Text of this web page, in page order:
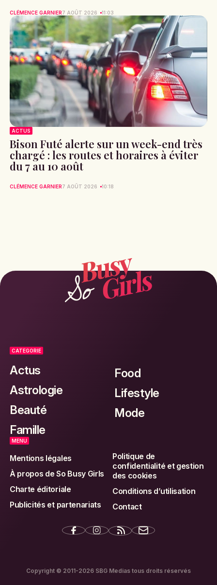
CLÉMENCE GARNIER7 AOÛT 2026 11:03
ACTUS
Bison Futé alerte sur un week-end très
chargé : les routes et horaires à éviter
du 7 au 10 août
CLÉMENCE GARNIER7 AOÛT 2026 10:18
CATEGORIE
Actus
Astrologie
Beauté
Famille
Food
Lifestyle
Mode
MENU
Mentions légales
À propos de So Busy Girls
Charte éditoriale
Publicités et partenariats
Politique de
confidentialité et gestion
des cookies
Conditions d’utilisation
Contact
Copyright © 2011-2026 SBG Medias tous droits réservés